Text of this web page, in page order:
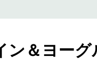
＆ヨーグ